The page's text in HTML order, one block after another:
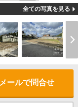
全ての写真を見る
メールで問合せ